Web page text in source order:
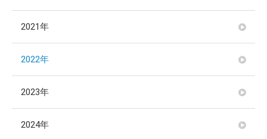
2021年
2022年
2023年
2024年